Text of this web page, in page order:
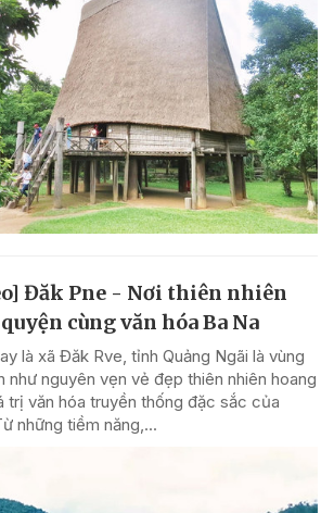
Đăk Pne - Nơi thiên nhiên
cùng văn hóa Ba Na
là xã Đăk Rve, tỉnh Quảng Ngãi là vùng
như nguyên vẹn vẻ đẹp thiên nhiên hoang
trị văn hóa truyền thống đặc sắc của
những tiềm năng,...